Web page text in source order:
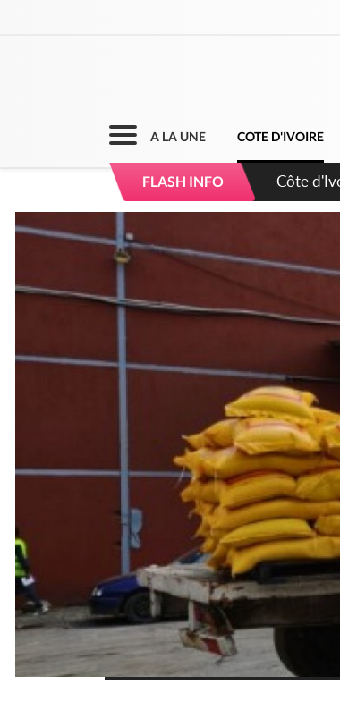
A LA UNE COTE D'IVOIRE
FLASH INFO
Côte